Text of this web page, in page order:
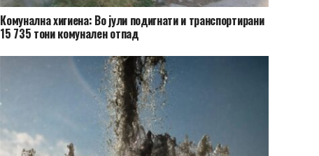
Комунална хигиена: Во јули подигнати и транспортирани
15 735 тони комунален отпад